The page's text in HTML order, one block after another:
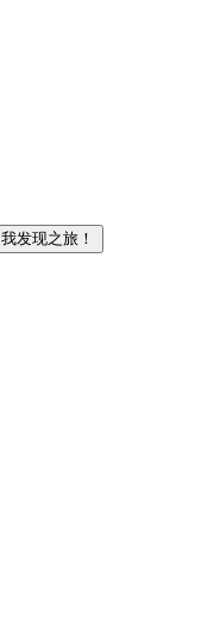
发现之旅！